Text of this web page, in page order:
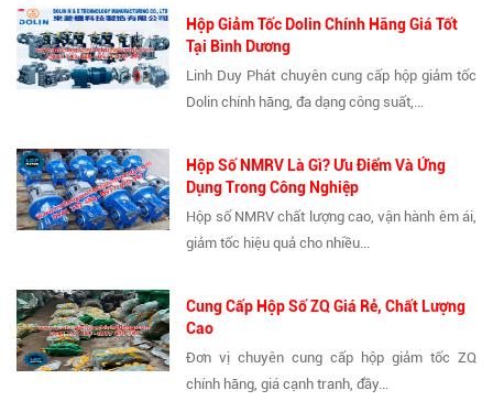
Hộp Giảm Tốc Dolin Chính Hãng Giá Tốt
Tại Bình Dương
Linh Duy Phát chuyên cung cấp hộp giảm tốc
Dolin chính hãng, đa dạng công suất,...
Hộp Số NMRV Là Gì? Ưu Điểm Và Ứng
Dụng Trong Công Nghiệp
Hộp số NMRV chất lượng cao, vận hành êm ái,
giảm tốc hiệu quả cho nhiều...
Cung Cấp Hộp Số ZQ Giá Rẻ, Chất Lượng
Cao
Đơn vị chuyên cung cấp hộp giảm tốc ZQ
chính hãng, giá cạnh tranh, đầy...